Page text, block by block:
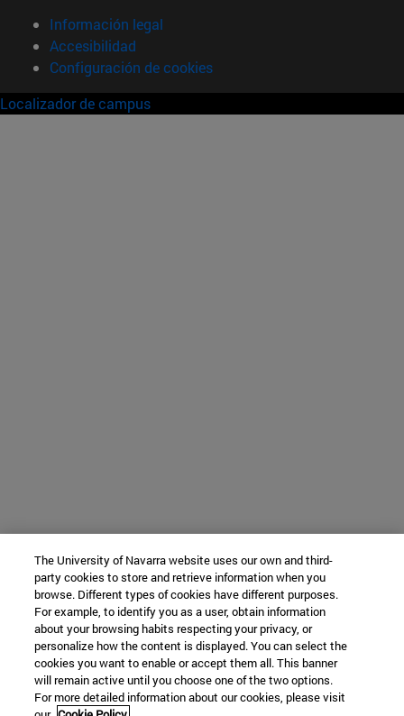
Información legal
Accesibilidad
Configuración de cookies
Localizador de campus
The University of Navarra website uses our own and third-
party cookies to store and retrieve information when you
browse. Different types of cookies have different purposes.
For example, to identify you as a user, obtain information
about your browsing habits respecting your privacy, or
personalize how the content is displayed. You can select the
cookies you want to enable or accept them all. This banner
will remain active until you choose one of the two options.
For more detailed information about our cookies, please visit